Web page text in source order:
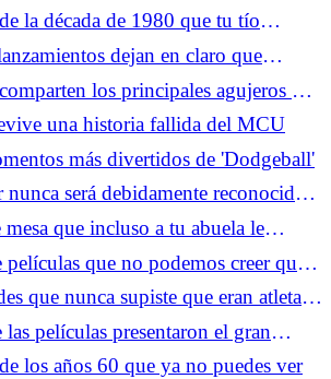
entre sí
la década de 1980 que tu tío
hacerte ver dejan en claro que
YouTube en la miralos principales agujeros de
taquilleras
una historia fallida del MCU
más divertidos de 'Dodgeball'
será debidamente reconocido
como Homelander
que incluso a tu abuela le
películas que no podemos creer que
hasta el montaje final
que nunca supiste que eran atletas
las películas presentaron el gran
los años 60 que ya no puedes ver